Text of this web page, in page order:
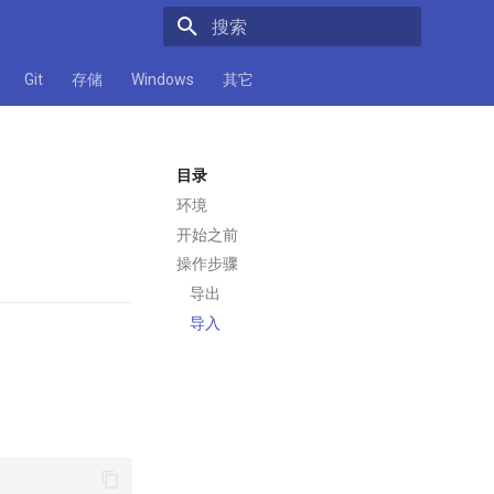
Git 存储 Windows 其它
目录
环境
开始之前
操作步骤
导出
导入